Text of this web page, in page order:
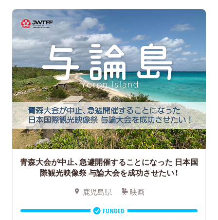
青森大会が中止、急遽開催することになった 日本国
際観光映像祭 与論大会を成功させたい！
鹿児島県 映画
FUNDED